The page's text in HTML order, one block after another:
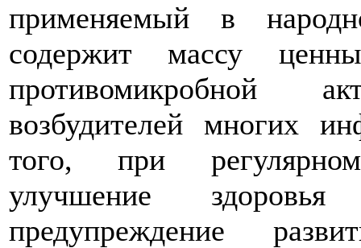
применяемый в
содержит массу
противомикробной
возбудителей многих
того, при
улучшение здоровья
предупреждение